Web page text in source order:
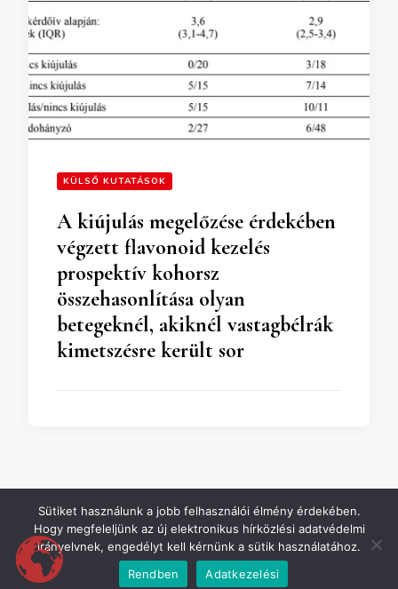
KÜLSŐ KUTATÁSOK
A kiújulás megelőzése érdekében
végzett flavonoid kezelés
prospektív kohorsz
összehasonlítása olyan
betegeknél, akiknél vastagbélrák
kimetszésre került sor
WEBÁRUHÁZ
Sütiket használunk a jobb felhasználói élmény érdekében.
Hogy megfeleljünk az új elektronikus hírközlési adatvédelmi
irányelvnek, engedélyt kell kérnünk a sütik használatához.
Rendben
Adatkezelési